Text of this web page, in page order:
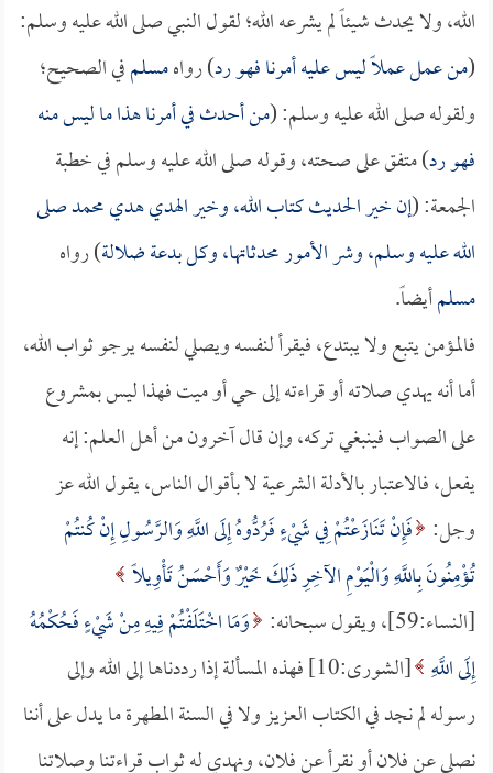
الله، ولا يحدث شيئاً لم يشرعه الله؛ لقول النبي صلى الله عليه وسلم:
(من عمل عملاً ليس عليه أمرنا فهو رد) رواهمسلمفي الصحيح؛
ولقوله صلى الله عليه وسلم: (من أحدث في أمرنا هذا ما ليس منه
فهو رد) متفق على صحته، وقوله صلى الله عليه وسلم في خطبة
الجمعة: (إن خير الحديث كتاب الله، وخير الهدي هدي محمد صلى
الله عليه وسلم، وشر الأمور محدثاتها، وكل بدعة ضلالة) رواه
مسلمأيضاً.
فالمؤمن يتبع ولا يبتدع، فيقرأ لنفسه ويصلي لنفسه يرجو ثواب الله،
أما أنه يهدي صلاته أو قراءته إلى حي أو ميت فهذا ليس بمشروع
على الصواب فينبغي تركه، وإن قال آخرون من أهل العلم: إنه
يفعل، فالاعتبار بالأدلة الشرعية لا بأقوال الناس، يقول الله عز
وجل: فَإِنْ تَنَازَعْتُمْ فِي شَيْءٍ فَرُدُّوهُ إِلَى اللَّهِ وَالرَّسُولِ إِنْ كُنتُمْ
تُؤْمِنُونَ بِاللَّهِ وَالْيَوْمِ الآخِرِ ذَلِكَ خَيْرٌ وَأَحْسَنُ تَأْوِيلًا
[النساء:59]، ويقول سبحانه:
وَمَا اخْتَلَفْتُمْ فِيهِ مِنْ شَيْءٍ فَحُكْمُهُ
إِلَى اللَّهِ
[الشورى:10] فهذه المسألة إذا رددناها إلى الله وإلى
رسوله لم نجد في الكتاب العزيز ولا في السنة المطهرة ما يدل على أننا
نصلي عن فلان أو نقرأ عن فلان، ونهدي له ثواب قراءتنا وصلاتنا